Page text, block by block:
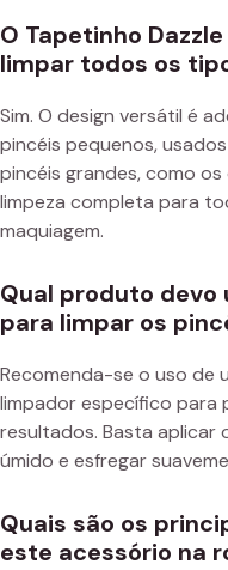
O Tapetinho
limpar todos os
Sim. O design versátil é
pincéis pequenos,
pincéis grandes, como
limpeza completa para
maquiagem.
Qual produto devo
para limpar os
Recomenda-se o uso de
limpador específico para
resultados. Basta
úmido e esfregar
Quais são os
este acessório na